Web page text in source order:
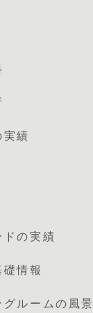
実績
ドの実績
礎情報
ルームの風景